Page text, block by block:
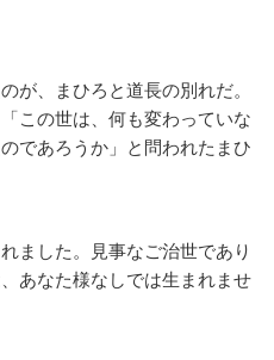
が、まひろと道長の別れだ。
この世は、何も変わっていな
であろうか」と問われたまひ
ました。見事なご治世であり
あなた様なしでは生まれませ